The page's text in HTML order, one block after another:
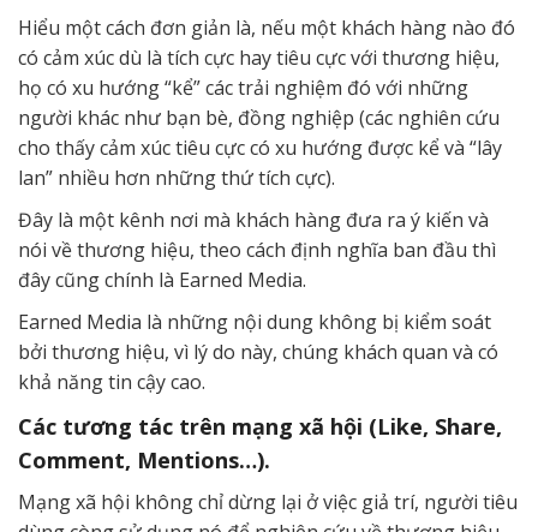
Hiểu một cách đơn giản là, nếu một khách hàng nào đó
có cảm xúc dù là tích cực hay tiêu cực với thương hiệu,
họ có xu hướng “kể” các trải nghiệm đó với những
người khác như bạn bè, đồng nghiệp (các nghiên cứu
cho thấy cảm xúc tiêu cực có xu hướng được kể và “lây
lan” nhiều hơn những thứ tích cực).
Đây là một kênh nơi mà khách hàng đưa ra ý kiến và
nói về thương hiệu, theo cách định nghĩa ban đầu thì
đây cũng chính là Earned Media.
Earned Media là những nội dung không bị kiểm soát
bởi thương hiệu, vì lý do này, chúng khách quan và có
khả năng tin cậy cao.
Các tương tác trên mạng xã hội (Like, Share,
Comment, Mentions…).
Mạng xã hội không chỉ dừng lại ở việc giả trí, người tiêu